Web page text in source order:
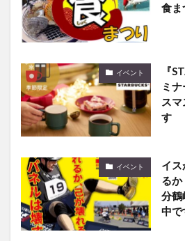
食ま
イベント
『
ミ
ス
す
イベント
イ
るか
分鶴
中で